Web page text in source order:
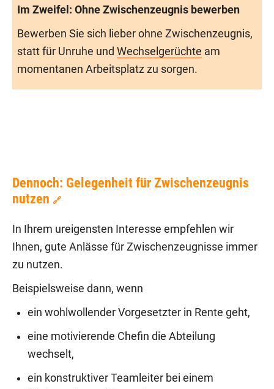
Im Zweifel: Ohne Zwischenzeugnis bewerben
Bewerben Sie sich lieber ohne Zwischenzeugnis,
statt für Unruhe und Wechselgerüchte am
momentanen Arbeitsplatz zu sorgen.
Dennoch: Gelegenheit für Zwischenzeugnis
nutzen 🔗
In Ihrem ureigensten Interesse empfehlen wir
Ihnen, gute Anlässe für Zwischenzeugnisse immer
zu nutzen.
Beispielsweise dann, wenn
ein wohlwollender Vorgesetzter in Rente geht,
eine motivierende Chefin die Abteilung
wechselt,
ein konstruktiver Teamleiter bei einem